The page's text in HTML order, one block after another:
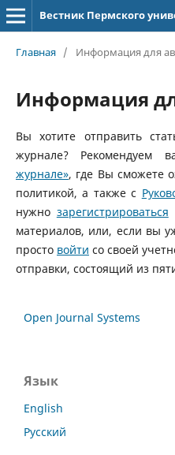
Главная / Информация для
Информация
Вы хотите отправить
журнале? Рекомендуем
журнале», где Вы сможете
политикой, а также с
нужно зарегистрироваться
материалов, или, если вы
просто войти со своей
отправки, состоящий из
Open Journal Systems
Язык
English
Русский